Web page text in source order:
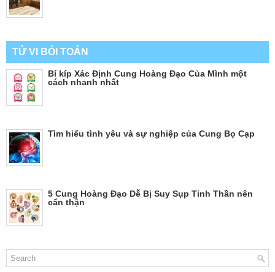
TỬ VI BÓI TOÁN
Bí kíp Xác Định Cung Hoàng Đạo Của Mình một
cách nhanh nhất
Tìm hiểu tình yêu và sự nghiệp của Cung Bọ Cạp
5 Cung Hoàng Đạo Dễ Bị Suy Sụp Tinh Thần nên
cẩn thận